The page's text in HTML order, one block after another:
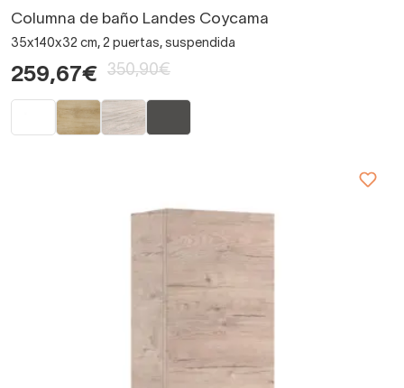
Columna de baño Landes Coycama
35x140x32 cm, 2 puertas, suspendida
259,67€ 350,90€